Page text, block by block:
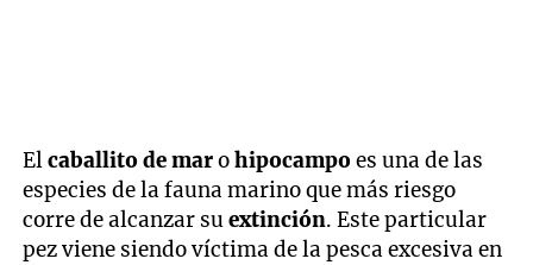
Elcaballito de marohipocampoes una de las
especies de la fauna marino que más riesgo
corre de alcanzar suextinción. Este particular
pez viene siendo víctima de la pesca excesiva en